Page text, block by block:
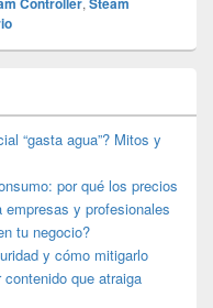
“gasta agua”? Mitos y
por qué los precios
y profesionales
tu negocio?
y cómo mitigarlo
que atraiga